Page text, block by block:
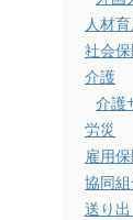
人材
社会保
介護
介護
労災
雇用
協同組
送り